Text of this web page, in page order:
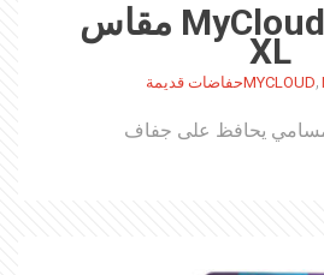
حفاضات MyCloud مقاس
XL
,MYCLOUDحفاضات قديمة
يحافظ على جفاف